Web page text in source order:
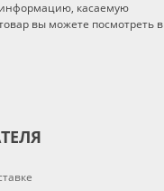
информацию, касаемую
вы можете посмотреть в